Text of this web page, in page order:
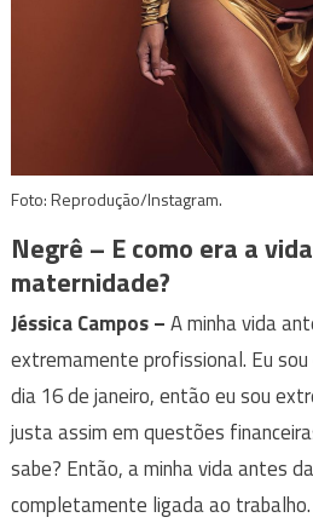
Foto: Reprodução/Instagram.
Negrê – E como era a
maternidade?
Jéssica Campos–A minha vida
extremamente profissional. Eu sou
dia 16 de janeiro, então eu sou
justa assim em questões
sabe? Então, a minha vida antes
completamente ligada ao